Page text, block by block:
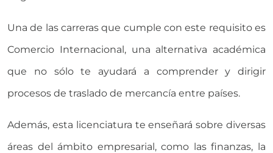
Una de las carreras que cumple con este requisito es
Comercio Internacional, una alternativa académica
que no sólo te ayudará a comprender y dirigir
procesos de traslado de mercancía entre países.
Además, esta licenciatura te enseñará sobre diversas
áreas del ámbito empresarial, como las finanzas, la